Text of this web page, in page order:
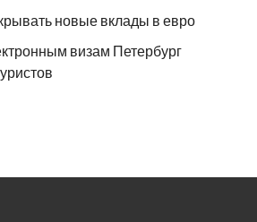
новые вклады в евро
визам Петербург